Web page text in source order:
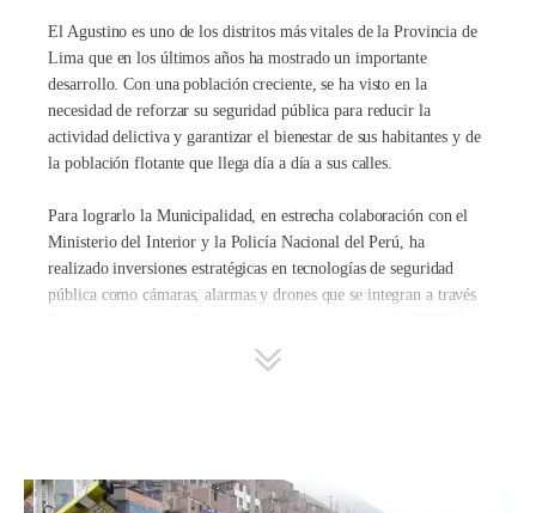
El Agustino es uno de los distritos más vitales de la Provincia de
Lima que en los últimos años ha mostrado un importante
desarrollo. Con una población creciente, se ha visto en la
necesidad de reforzar su seguridad pública para reducir la
actividad delictiva y garantizar el bienestar de sus habitantes y de
la población flotante que llega día a día a sus calles.
Para lograrlo la Municipalidad, en estrecha colaboración con el
Ministerio del Interior y la Policía Nacional del Perú, ha
realizado inversiones estratégicas en tecnologías de seguridad
pública como cámaras, alarmas y drones que se integran a través
Proyectcom .